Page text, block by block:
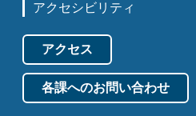
アクセシビリティ
アクセス
各課へのお問い合わせ